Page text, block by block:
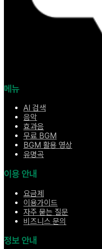
메뉴
AI 검색
음악
효과음
무료 BGM
BGM 활용 영상
유명곡
이용 안내
요금제
이용가이드
자주 묻는 질문
비즈니스 문의
정보 안내